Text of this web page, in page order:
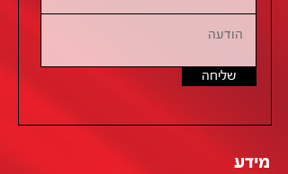
שליחה
מידע